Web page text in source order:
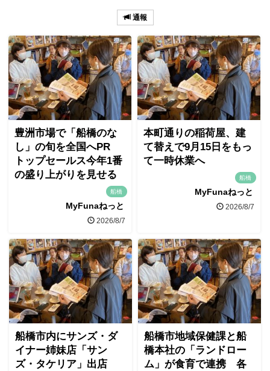
通報
豊洲市場で「船橋のな
し」の旬を全国へPR
トップセールス今年1番
の盛り上がりを見せる
船橋
MyFunaねっと
2026/8/7
本町通りの稲荷屋、建
て替えで9月15日をもっ
て一時休業へ
船橋
MyFunaねっと
2026/8/7
船橋市内にサンズ・ダ
イナー姉妹店「サン
ズ・タケリア」出店
船橋市地域保健課と船
橋本社の「ランドロー
ム」が食育で連携 各